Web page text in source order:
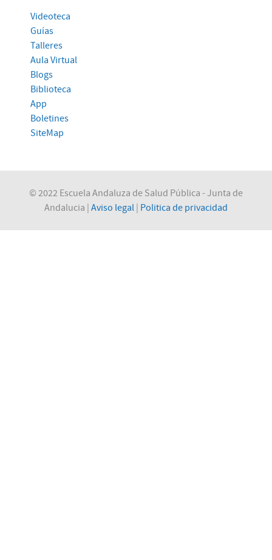
Videoteca
Guías
Talleres
Aula Virtual
Blogs
Biblioteca
App
Boletines
SiteMap
© 2022 Escuela Andaluza de Salud Pública - Junta de
Andalucia | Aviso legal Politica de privacidad